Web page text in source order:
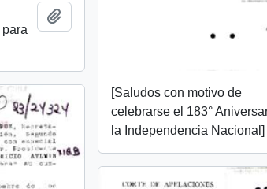
[Saludos con motivo de
celebrarse el 183°
la Independencia Nacional]